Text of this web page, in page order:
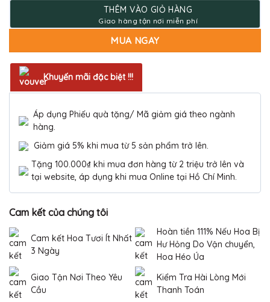
2.470.000 ₫.
THÊM VÀO GIỎ HÀNG
MUA NGAY
Khuyến mãi đặc biệt !!!
Áp dụng Phiếu quà tặng/ Mã giảm giá theo ngành
hàng.
Giảm giá 5% khi mua từ 5 sản phẩm trở lên.
Tặng 100.000₫ khi mua đơn hàng từ 2 triệu trở lên và
tại website, áp dụng khi mua Online tại Hồ Chí Minh.
Cam kết của chúng tôi
Cam kết Hoa Tươi Ít Nhất
3 Ngày
Hoàn tiền 111% Nếu Hoa Bị
Hư Hỏng Do Vận chuyển,
Hoa Héo Úa
Giao Tận Nơi Theo Yêu
Cầu
Kiểm Tra Hài Lòng Mới
Thanh Toán